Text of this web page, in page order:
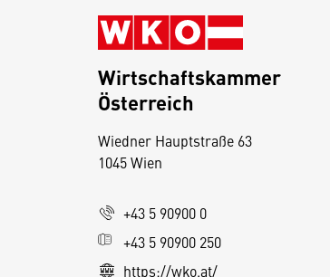
Wirtschaftskammer
Österreich
Wiedner Hauptstraße 63
1045 Wien
+43 5 90900 0
+43 5 90900 250
https://wko.at/